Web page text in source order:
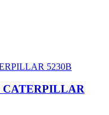
CATERPILLAR